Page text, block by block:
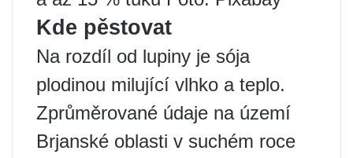
Kde pěstovat
Na rozdíl od lupiny je sója
plodinou milující vlhko a teplo.
Zprůměrované údaje na území
Brjanské oblasti v suchém roce